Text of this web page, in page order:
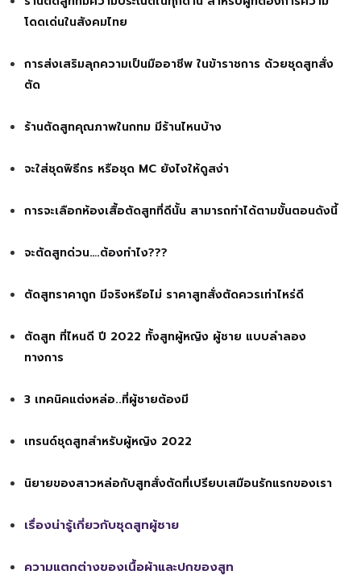
โดดเด่นในสังคมไทย
การส่งเสริมลุกความเป็นมืออาชีพ ในข้าราชการ ด้วยชุดสูทสั่ง
ตัด
ร้านตัดสูทคุณภาพในกทม มีร้านไหนบ้าง
จะใส่ชุดพิธีกร หรือชุด MC ยังไงให้ดูสง่า
การจะเลือกห้องเสื้อตัดสูทที่ดีนั้น สามารถทำได้ตามขั้นตอนดังนี้
จะตัดสูทด่วน….ต้องทำไง???
ตัดสูทราคาถูก มีจริงหรือไม่ ราคาสูทสั่งตัดควรเท่าไหร่ดี
ตัดสูท ที่ไหนดี ปี 2022 ทั้งสูทผู้หญิง ผู้ชาย แบบลำลอง
ทางการ
3 เทคนิคแต่งหล่อ..ที่ผู้ชายต้องมี
เทรนด์ชุดสูทสำหรับผู้หญิง 2022
นิยายของสาวหล่อกับสูทสั่งตัดที่เปรียบเสมือนรักแรกของเรา
เรื่องน่ารู้เกี่ยวกับชุดสูทผู้ชาย
ความแตกต่างของเนื้อผ้าและปกของสูท